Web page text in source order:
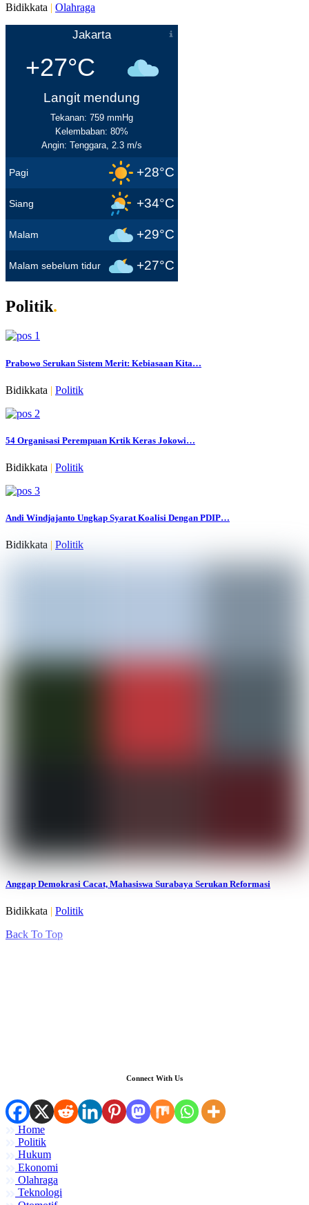
Bidikkata | Olahraga
Jakarta
+27°C
Langit mendung
Tekanan: 759 mmHg
Kelembaban: 80%
Angin: Tenggara, 2.3 m/s
Pagi +28°C
Siang +34°C
Malam +29°C
Malam sebelum tidur +27°C
Politik.
Prabowo Serukan Sistem Merit: Kebiasaan Kita…
Bidikkata | Politik
54 Organisasi Perempuan Krtik Keras Jokowi…
Bidikkata | Politik
Andi Windjajanto Ungkap Syarat Koalisi Dengan PDIP…
Bidikkata | Politik
Anggap Demokrasi Cacat, Mahasiswa Surabaya Serukan Reformasi
Bidikkata | Politik
Back To Top
Connect With Us
Home
Politik
Hukum
Ekonomi
Olahraga
Teknologi